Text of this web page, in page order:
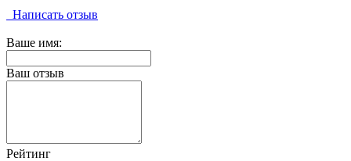
Написать отзыв
Ваше имя:
Ваш отзыв
Рейтинг